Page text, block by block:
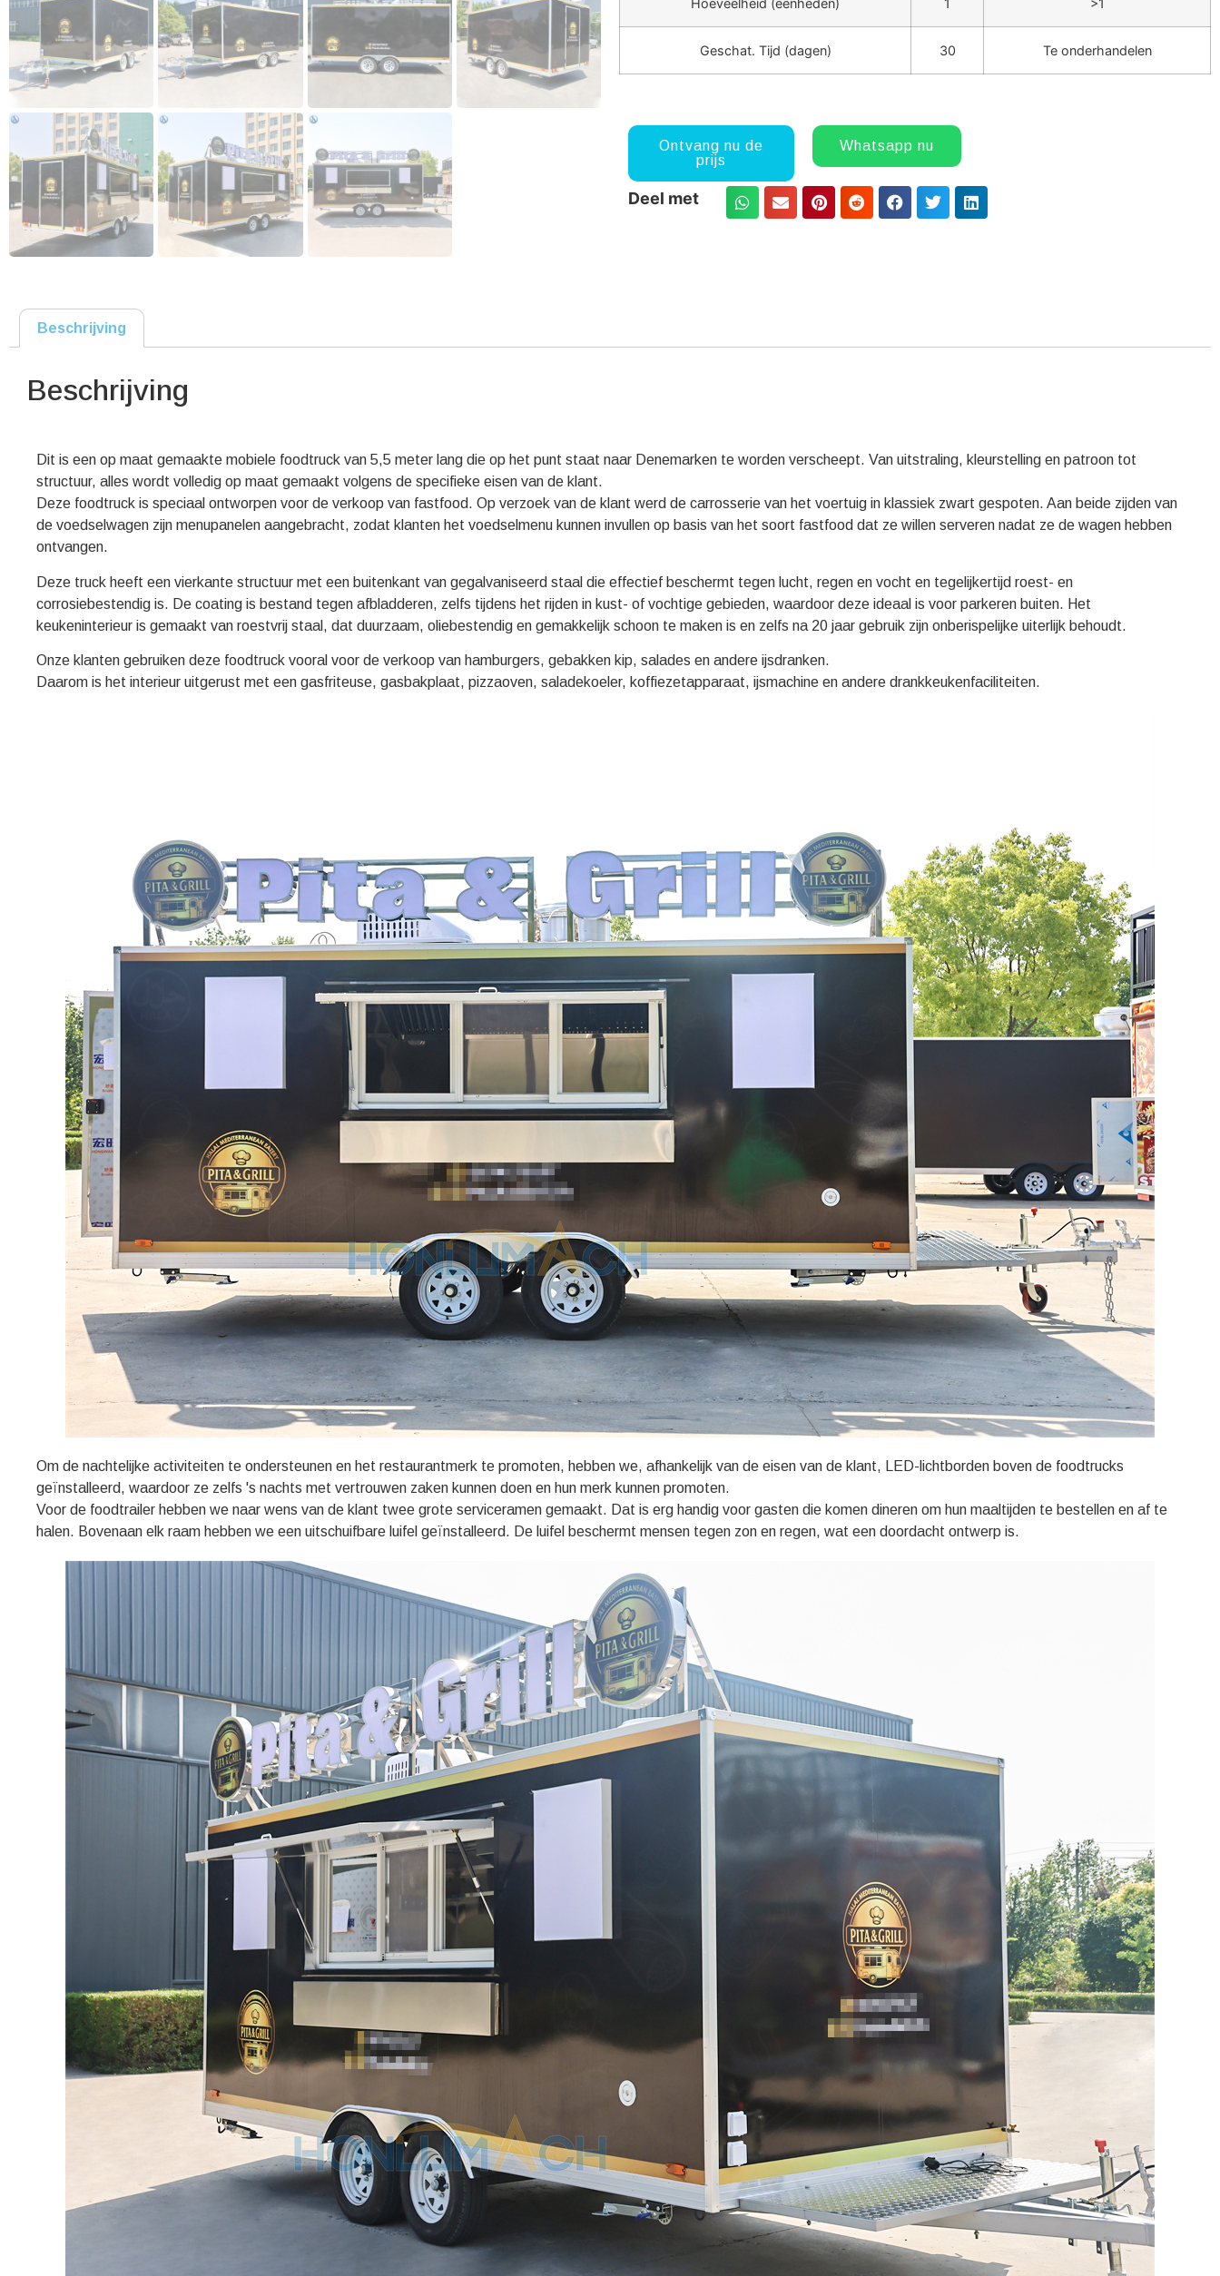
Hoeveelheid (eenheden) 1 >1
Geschat. Tijd (dagen) 30 Te onderhandelen
Ontvang nu de
prijs
Whatsapp nu
Deel met
Beschrijving
Beschrijving
Dit is een op maat gemaakte mobiele foodtruck van 5,5 meter lang die op het punt staat naar Denemarken te worden verscheept. Van uitstraling, kleurstelling en patroon tot
structuur, alles wordt volledig op maat gemaakt volgens de specifieke eisen van de klant.
Deze foodtruck is speciaal ontworpen voor de verkoop van fastfood. Op verzoek van de klant werd de carrosserie van het voertuig in klassiek zwart gespoten. Aan beide zijden van
de voedselwagen zijn menupanelen aangebracht, zodat klanten het voedselmenu kunnen invullen op basis van het soort fastfood dat ze willen serveren nadat ze de wagen hebben
ontvangen.
Deze truck heeft een vierkante structuur met een buitenkant van gegalvaniseerd staal die effectief beschermt tegen lucht, regen en vocht en tegelijkertijd roest- en
corrosiebestendig is. De coating is bestand tegen afbladderen, zelfs tijdens het rijden in kust- of vochtige gebieden, waardoor deze ideaal is voor parkeren buiten. Het
keukeninterieur is gemaakt van roestvrij staal, dat duurzaam, oliebestendig en gemakkelijk schoon te maken is en zelfs na 20 jaar gebruik zijn onberispelijke uiterlijk behoudt.
Onze klanten gebruiken deze foodtruck vooral voor de verkoop van hamburgers, gebakken kip, salades en andere ijsdranken.
Daarom is het interieur uitgerust met een gasfriteuse, gasbakplaat, pizzaoven, saladekoeler, koffiezetapparaat, ijsmachine en andere drankkeukenfaciliteiten.
Om de nachtelijke activiteiten te ondersteunen en het restaurantmerk te promoten, hebben we, afhankelijk van de eisen van de klant, LED-lichtborden boven de foodtrucks
geïnstalleerd, waardoor ze zelfs 's nachts met vertrouwen zaken kunnen doen en hun merk kunnen promoten.
Voor de foodtrailer hebben we naar wens van de klant twee grote serviceramen gemaakt. Dat is erg handig voor gasten die komen dineren om hun maaltijden te bestellen en af ​​te
halen. Bovenaan elk raam hebben we een uitschuifbare luifel geïnstalleerd. De luifel beschermt mensen tegen zon en regen, wat een doordacht ontwerp is.
Svenska